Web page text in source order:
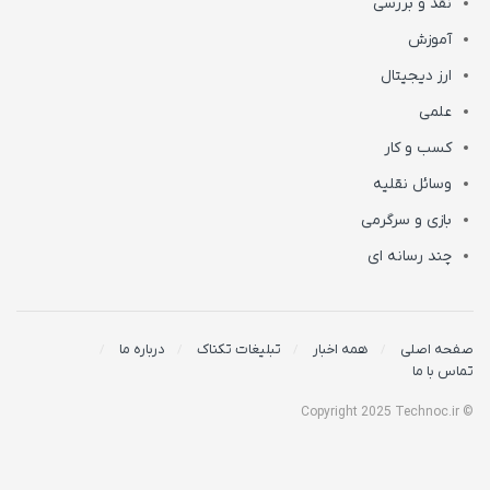
آموزش
ارز دیجیتال
علمی
کسب و کار
وسائل نقلیه
بازی و سرگرمی
چند رسانه ای
صفحه اصلی همه اخبار تبلیغات تکناک
درباره ما
تماس با ما
© Copyright 2025 Technoc.ir